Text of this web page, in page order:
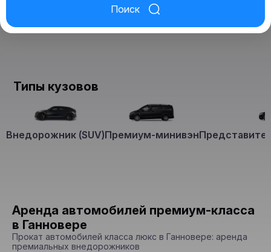
Поиск
Типы кузовов
Внедорожник (SUV)Премиум-минивэн
Аренда автомобилей премиум-класса
в Ганновере
Прокат автомобилей класса люкс в Ганновере: аренда
премиальных внедорожников